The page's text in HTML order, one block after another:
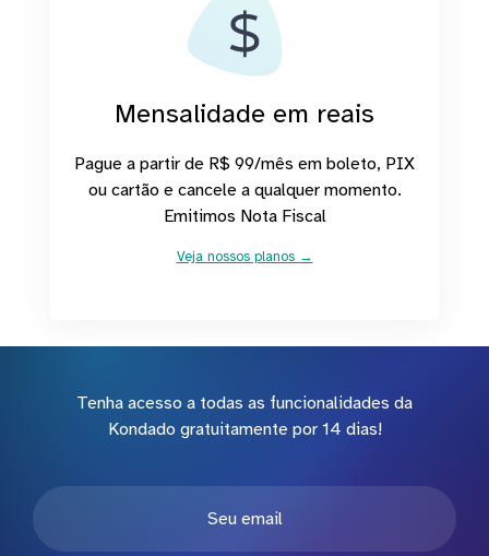
Mensalidade em reais
Pague a partir de R$ 99/mês em boleto, PIX
ou cartão e cancele a qualquer momento.
Emitimos Nota Fiscal
Veja nossos planos →
Tenha acesso a todas as funcionalidades da
Kondado gratuitamente por 14 dias!